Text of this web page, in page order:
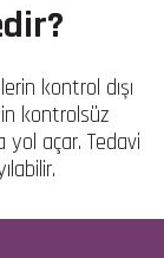
kontrol dışı
kontrolsüz
yol açar. Tedavi